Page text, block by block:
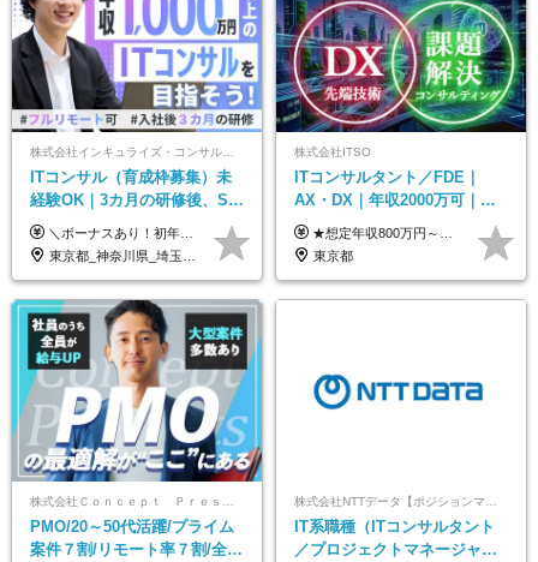
株式会社インキュライズ・コンサルティング
ITコンサル（育成枠募集）未
経験OK｜3カ月の研修後、SE
からコンサルへステップアッ
プ｜リモート8割以上
＼ボーナスあり！初年度から年収300万円以上／ ■月給24万2,200円～35万円＋賞与＋各種手当 ※経験・年齢・能力等を考慮し決定いたします。 ※試用期間中（3カ月）は契約社員で、月給21万円＋諸手当になります。 （試用期間中は残業が発生しません。その他の待遇に変更はありません。） ＼自分の市場価値が上がる／ 定量評価×定性評価の明確な基準での評価制度を設けており、自分の目標達成度合いや仕事に対しての姿勢が給与にも反映されるようになっています。そのため、平均昇給額は40万円以上！100万円以上昇給する人もいます！ 【固定残業代について】 固定残業30時間分（46,000円～69,375円）を含む ※超過分は別途全額支給
東京都_神奈川県_埼玉県_千葉県_大阪府_愛知県_北海道_青森県_岩手県_宮城県_秋田県_山形県_福島県_茨城県_栃木県_群馬県_新潟県_山梨県_長野県_富山県_石川県_福井県_静岡県_岐阜県_三重県_兵庫県_京都府_滋賀県_奈良県_和歌山県_広島県_岡山県_鳥取県_島根県_山口県_徳島県_香川県_愛媛県_高知県_福岡県_熊本県_佐賀県_長崎県_大分県_宮崎県_鹿児島県_沖縄県
株式会社ITSO
ITコンサルタント／FDE｜
AX・DX｜年収2000万可｜取
引先の9割が大手企業｜残業月
10h｜リモート案件有
★想定年収800万円～最大2000万円可 ★前職給与を考慮 ★ストックオプション付与あり（IPO間近） ★昇給制度あり ┗入社6カ月後に3％以上の昇給があります。その後、業績に合わせて適宜、昇給します。 月給66万円～166.6万円 ※経験、スキルにあわせて相談のうえ決定します。 ※残業手当は残業時間に応じて別途全額支給 ※試用期間6ヶ月（期間中、給与・待遇に差異はありません）
東京都
PMO/20～50代活躍/プライム
案件７割/リモート率７割/全員
IT系職種（ITコンサルタント
／プロジェクトマネージャー